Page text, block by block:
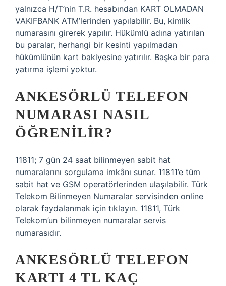
yalnızca H/T’nin T.R. hesabından KART OLMADAN
VAKIFBANK ATM’lerinden yapılabilir. Bu, kimlik
numarasını girerek yapılır. Hükümlü adına yatırılan
bu paralar, herhangi bir kesinti yapılmadan
hükümlünün kart bakiyesine yatırılır. Başka bir para
yatırma işlemi yoktur.
ANKESÖRLÜ TELEFON
NUMARASI NASIL
ÖĞRENILIR?
11811; 7 gün 24 saat bilinmeyen sabit hat
numaralarını sorgulama imkânı sunar. 11811’e tüm
sabit hat ve GSM operatörlerinden ulaşılabilir. Türk
Telekom Bilinmeyen Numaralar servisinden online
olarak faydalanmak için tıklayın. 11811, Türk
Telekom’un bilinmeyen numaralar servis
numarasıdır.
ANKESÖRLÜ TELEFON
KARTI 4 TL KAÇ